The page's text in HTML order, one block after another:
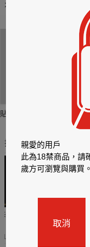
本類暢銷榜
貼身剪裁II：如癮
3
貼
六
推薦你買好東西
控筆
親愛的用戶
此為18禁商品，請
歲方可瀏覽與購買。
取消